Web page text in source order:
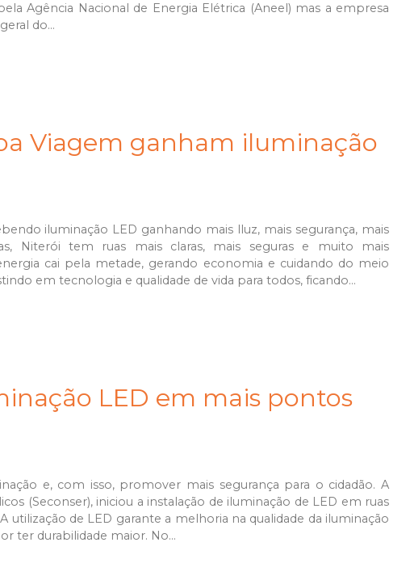
Agência Nacional de Energia Elétrica (Aneel) mas a empresa
do...
Viagem ganham iluminação
iluminação LED ganhando mais lluz, mais segurança, mais
Niterói tem ruas mais claras, mais seguras e muito mais
cai pela metade, gerando economia e cuidando do meio
em tecnologia e qualidade de vida para todos, ficando...
LED em mais pontos
e, com isso, promover mais segurança para o cidadão. A
(Seconser), iniciou a instalação de iluminação de LED em ruas
utilização de LED garante a melhoria na qualidade da iluminação
ter durabilidade maior. No...